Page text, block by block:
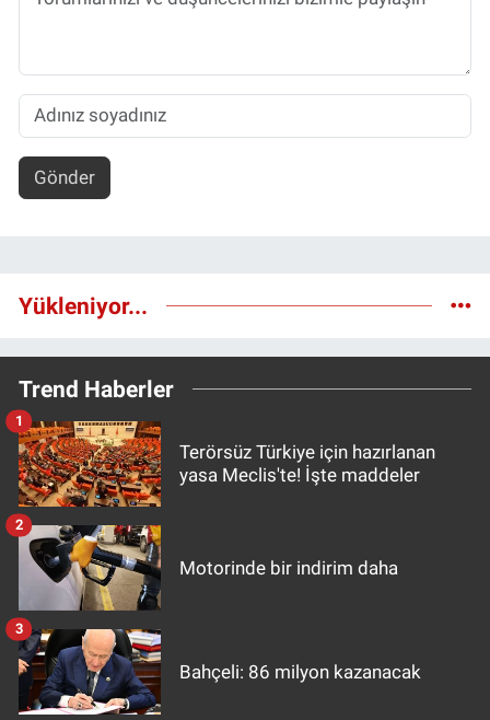
Gönder
Yükleniyor...
Trend Haberler
Terörsüz Türkiye için hazırlanan
yasa Meclis'te! İşte maddeler
1
Motorinde bir indirim daha
2
Bahçeli: 86 milyon kazanacak
3